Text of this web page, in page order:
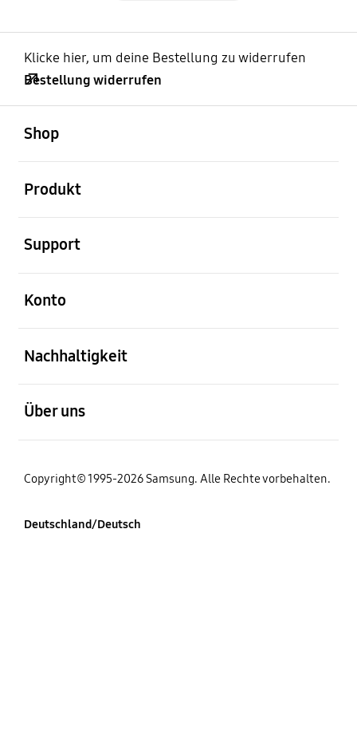
Klicke hier, um deine Bestellung zu widerrufen
Bestellung widerrufen
Shop
Produkt
Support
Konto
Nachhaltigkeit
Über uns
Copyright© 1995-2026 Samsung. Alle Rechte vorbehalten.
Deutschland/Deutsch